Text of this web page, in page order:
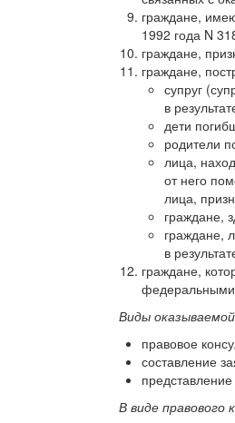
граждане,
1992 года N
граждане,
граждане,
супруг
в
дети
родители
лица,
от него
лица,
граждане,
граждане,
в
граждане,
федеральными
Виды
правовое
составление
В виде